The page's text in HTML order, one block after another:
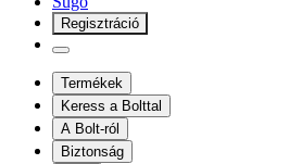
Regisztráció
Termékek
Keress a Bolttal
A Bolt-ról
Biztonság